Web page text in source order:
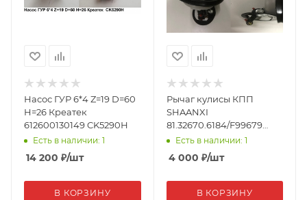
Насос ГУР 6*4 Z=19 D=60
H=26 Креатек
612600130149 CK5290Н
Есть в наличии: 1
14 200 ₽/шт
В КОРЗИНУ
Рычаг кулисы КПП
SHAANXI
81.32670.6184/F99679
(02443)
Есть в наличии: 1
4 000 ₽/шт
В КОРЗИНУ